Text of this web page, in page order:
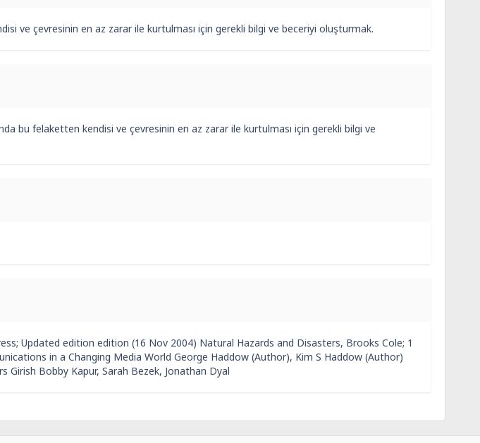
ve çevresinin en az zarar ile kurtulması için gerekli bilgi ve beceriyi oluşturmak.
bu felaketten kendisi ve çevresinin en az zarar ile kurtulması için gerekli bilgi ve
Updated edition edition (16 Nov 2004) Natural Hazards and Disasters, Brooks Cole; 1
in a Changing Media World George Haddow (Author), Kim S Haddow (Author)
Bobby Kapur, Sarah Bezek, Jonathan Dyal